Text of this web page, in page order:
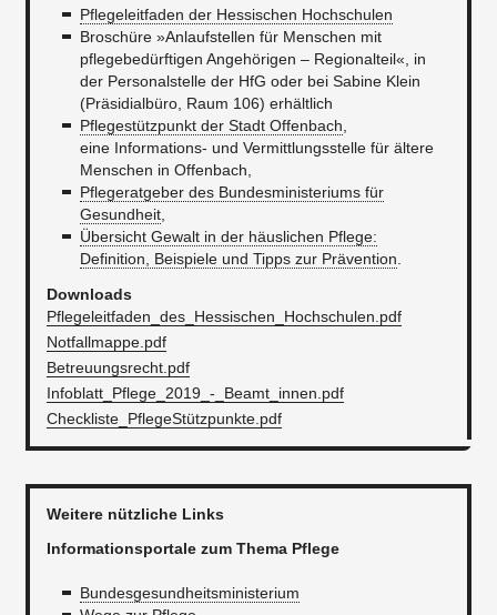
Pflegeleitfaden der Hessischen Hochschulen
Broschüre »Anlaufstellen für Menschen mit
pflegebedürftigen Angehörigen – Regionalteil«, in
der Personalstelle der HfG oder bei Sabine Klein
(Präsidialbüro, Raum 106) erhältlich
Pflegestützpunkt der Stadt Offenbach,
eine Informations- und Vermittlungsstelle für ältere
Menschen in Offenbach,
Pflegeratgeber des Bundesministeriums für
Gesundheit,
Übersicht Gewalt in der häuslichen Pflege:
Definition, Beispiele und Tipps zur Prävention.
Downloads
Pflegeleitfaden_des_Hessischen_Hochschulen.pdf
Notfallmappe.pdf
Betreuungsrecht.pdf
Infoblatt_Pflege_2019_-_Beamt_innen.pdf
Checkliste_PflegeStützpunkte.pdf
Weitere nützliche Links
Informationsportale zum Thema Pflege
Bundesgesundheitsministerium